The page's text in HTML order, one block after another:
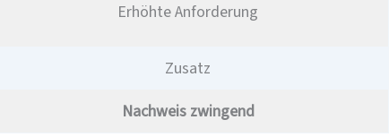
Erhöhte Anforderung
Zusatz
Nachweis zwingend